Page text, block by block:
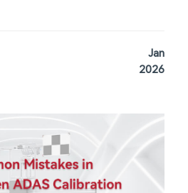
Jan
2026